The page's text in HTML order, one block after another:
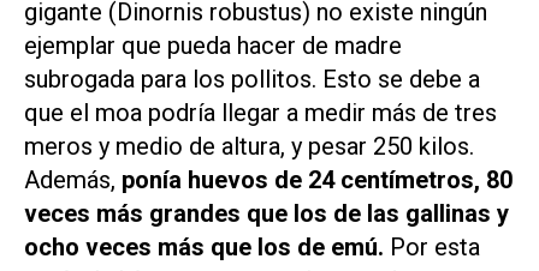
gigante (Dinornis robustus) no existe ningún
ejemplar que pueda hacer de madre
subrogada para los pollitos. Esto se debe a
que el moa podría llegar a medir más de tres
meros y medio de altura, y pesar 250 kilos.
Además, ponía huevos de 24 centímetros, 80
veces más grandes que los de las gallinas y
ocho veces más que los de emú. Por esta